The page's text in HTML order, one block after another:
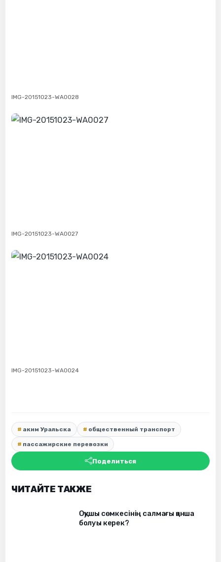
IMG-20151023-WA0028
IMG-20151023-WA0027
IMG-20151023-WA0024
аким Уральска общественный транспорт
пассажирские перевозки
Поделиться
ЧИТАЙТЕ ТАКЖЕ
Оқушы сөмкесінің салмағы қанша
болуы керек?